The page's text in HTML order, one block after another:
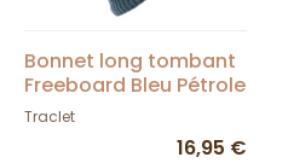
Bonnet long tombant
Freeboard Bleu Pétrole
Traclet
16,95 €